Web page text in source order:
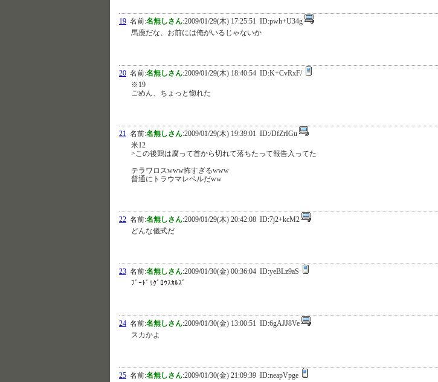
19 名前:名無しさん:2009/01/29(木) 17:25:51 ID:pwh+U34g
馬鹿だな、お前には俺がいるじゃないか
20 名前:名無しさん:2009/01/29(木) 18:40:54 ID:K+CvRxF/
※19
ごめん、ちょっと惚れた
21 名前:名無しさん:2009/01/29(木) 19:39:01 ID:/DfZrIGu
米12
>この後鶏は腐って首から切れて落ちたって報告入ってた
テラワロスwww怖すぎるwww
普通にトラウマレベルだww
22 名前:名無しさん:2009/01/29(木) 20:42:08 ID:7j2+kcM2
どんな儀式だ
23 名前:名無しさん:2009/01/30(金) 00:36:04 ID:yeBLz9aS
ﾌﾞｰﾄﾞｩｸﾞﾛｳｽｶﾙｽﾞ
24 名前:名無しさん:2009/01/30(金) 13:00:51 ID:6gAJJ8Ve
スカかよ
25 名前:名無しさん:2009/01/30(金) 21:09:39 ID:neapVpge